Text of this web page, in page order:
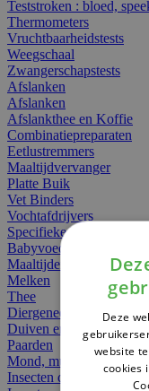
Teststroken : bloed,
Thermometers
Vruchtbaarheidstests
Weegschaal
Zwangerschapstests
Afslanken
Afslanken
Afslankthee en Koffie
Combinatiepreparaten
Eetlustremmers
Maaltijdvervanger
Platte Buik
Vet Binders
Vochtafdrijvers
Specifieke Voeding
Babyvoeding
Maaltijden
Melken
Thee
Diergeneesmiddelen
Duiven en vogels
Paarden
Mond, muil of snavel
Insecten dieren
Deze
website
cookies